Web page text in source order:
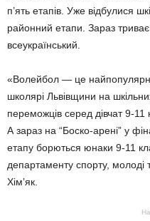
п’ять етапів. Уже відбулися
районний етапи. Зараз
всеукраїнський.
«Волейбол — це
школярі Львівщини на
переможців серед дівчат 9-11
А зараз на “Боско-арені” у
етапу борються юнаки 9-11
департаменту спорту, молоді
Хімʼяк.